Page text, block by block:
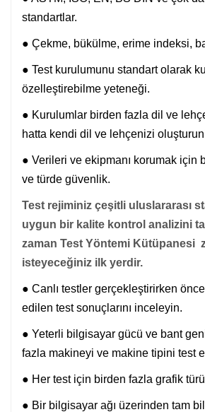
standartlar.
● Çekme, bükülme, erime indeksi,
● Test kurulumunu standart olarak
özelleştirebilme yeteneği.
● Kurulumlar birden fazla dil ve
hatta kendi dil ve lehçenizi
● Verileri ve ekipmanı korumak için
ve türde güvenlik.
Test rejiminiz çeşitli uluslararası
uygun bir kalite kontrol analizini
zaman Test Yöntemi Kütüpanesi
isteyeceğiniz ilk yerdir.
● Canlı testler gerçekleştirirken
edilen test sonuçlarını inceleyin.
● Yeterli bilgisayar gücü ve bant
fazla makineyi ve makine tipini test
● Her test için birden fazla grafik
● Bir bilgisayar ağı üzerinden tam